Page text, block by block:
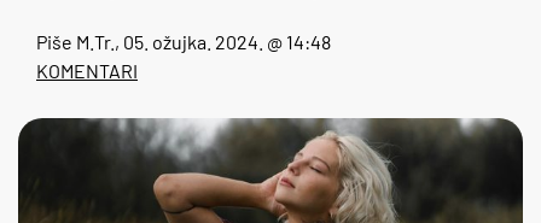
Piše M.Tr. , 05. ožujka. 2024. @ 14:48
KOMENTARI